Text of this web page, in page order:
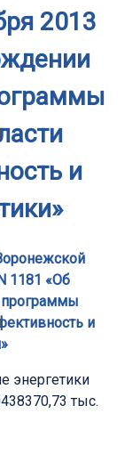
2013
и
1181 «Об
программы
и
энергетики
тыс.